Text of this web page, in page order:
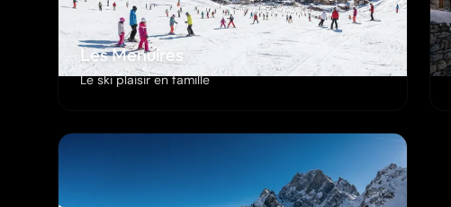
Les Menuires
Le ski plaisir en famille